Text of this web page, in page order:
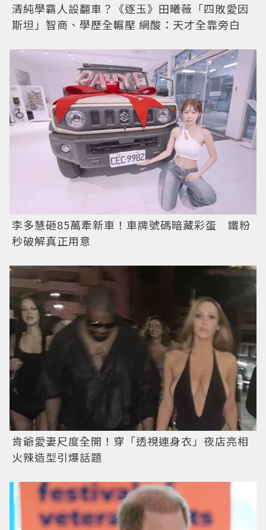
清純學霸人設翻車？《逐玉》田曦薇「四敗愛因
斯坦」智商、學歷全輾壓 網酸：天才全靠旁白
李多慧砸85萬牽新車！車牌號碼暗藏彩蛋 鐵粉
秒破解真正用意
肯爺愛妻尺度全開！穿「透視連身衣」夜店亮相
火辣造型引爆話題